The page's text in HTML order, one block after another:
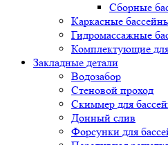
Сборные
Каркасные
Гидромассажные
Комплектующие
Закладные детали
Водозабор
Стеновой проход
Скиммер для
Донный слив
Форсунки для